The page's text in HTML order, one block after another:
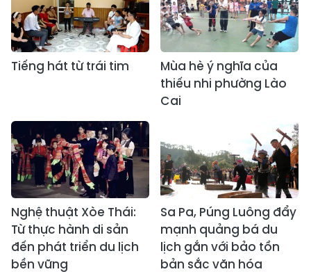
Tiếng hát từ trái tim
Mùa hè ý nghĩa của
thiếu nhi phường Lào
Cai
Nghệ thuật Xòe Thái:
Từ thực hành di sản
đến phát triển du lịch
bền vững
Sa Pa, Púng Luông đẩy
mạnh quảng bá du
lịch gắn với bảo tồn
bản sắc văn hóa